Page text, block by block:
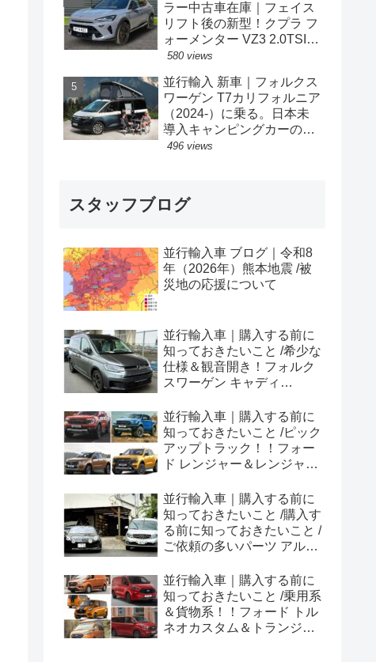
ラー中古車在庫｜フェイス
リフト後の新型！クプラ フ
ォーメンター VZ3 2.0TSI
333PS 4Drive 7DSG 右ハン
580 views
並行輸入 新車｜フォルクス
ワーゲン T7カリフォルニア
（2024-）に乗る。日本未
導入キャンピングカーの概
要・スペック・価格の情
496 views
スタッフブログ
並行輸入車 ブログ｜令和8
年（2026年）熊本地震 /被
災地の応援について
並行輸入車｜購入する前に
知っておきたいこと /希少な
仕様＆観音開き！フォルク
スワーゲン キャディ
並行輸入車｜購入する前に
知っておきたいこと /ピック
アップトラック！！フォー
ド レンジャー＆レンジャー
め！
並行輸入車｜購入する前に
知っておきたいこと /購入す
る前に知っておきたいこと /
ご依頼の多いパーツ アルピ
やカスタム・チューニング
パーツも何とかなる！②
並行輸入車｜購入する前に
知っておきたいこと /乗用系
＆貨物系！！フォード トル
ネオカスタム＆トランジッ